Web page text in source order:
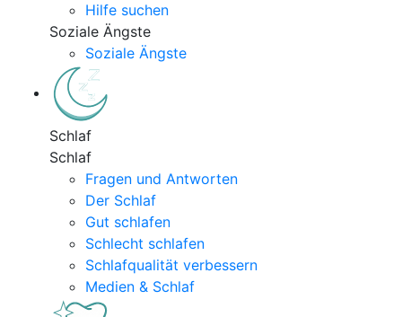
Hilfe suchen
Soziale Ängste
Soziale Ängste
Schlaf
Schlaf
Fragen und Antworten
Der Schlaf
Gut schlafen
Schlecht schlafen
Schlafqualität verbessern
Medien & Schlaf